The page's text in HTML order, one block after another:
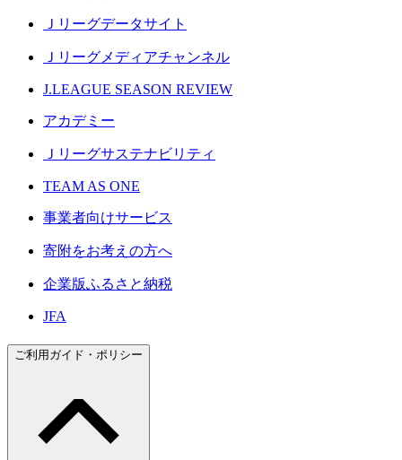
Ｊリーグデータサイト
Ｊリーグメディアチャンネル
J.LEAGUE SEASON REVIEW
アカデミー
Ｊリーグサステナビリティ
TEAM AS ONE
事業者向けサービス
寄附をお考えの方へ
企業版ふるさと納税
JFA
ご利用ガイド・ポリシー